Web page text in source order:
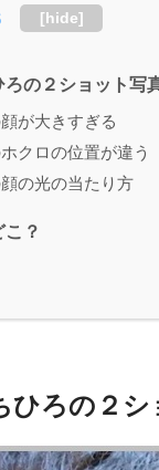
[hide]
の２ショット写
が大きすぎる
クロの位置が違う
の光の当たり方
？
ひろの２